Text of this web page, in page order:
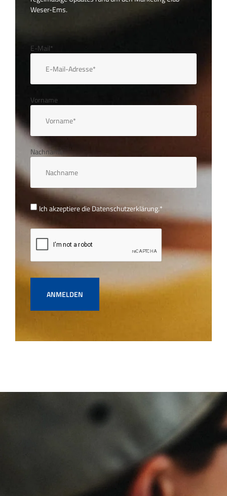
Weser-Ems.
E-Mail*
Vorname
Nachname
Ich akzeptiere dieDatenschutzerklärung.*
ANMELDEN